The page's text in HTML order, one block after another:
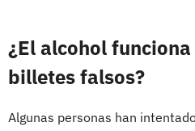
¿El alcohol
billetes falsos?
Algunas personas han